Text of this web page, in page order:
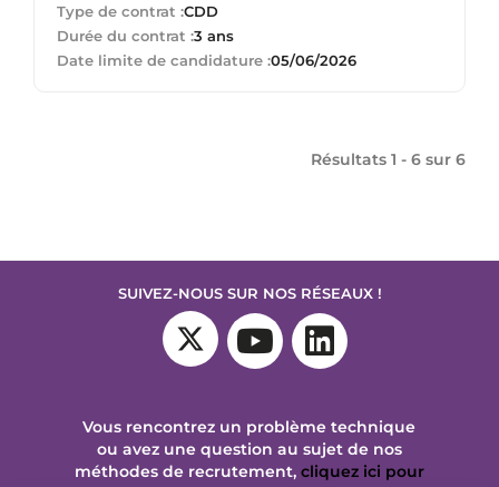
Type de contrat :CDD
Durée du contrat :3 ans
Date limite de candidature :05/06/2026
Résultats 1 - 6 sur 6
SUIVEZ-NOUS SUR NOS RÉSEAUX !
Vous rencontrez un problème technique
ou avez une question au sujet de nos
méthodes de recrutement, cliquez ici pour